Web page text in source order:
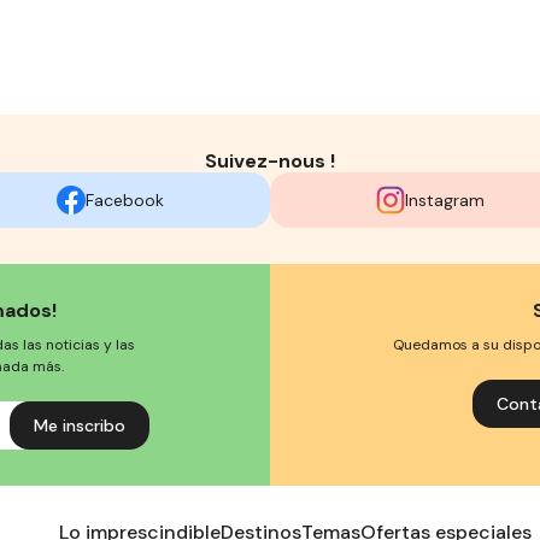
Suivez-nous !
Facebook Instagram
las noticias y las
más.
Quedamos a su
Lo imprescindibleDestinosTemasOfertas especiales